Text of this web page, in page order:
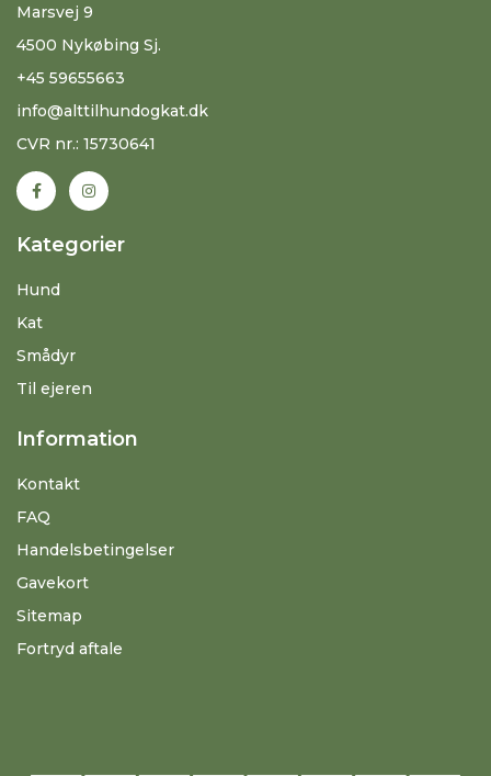
Marsvej 9
4500 Nykøbing Sj.
+45 59655663
info@alttilhundogkat.dk
CVR nr.: 15730641
Kategorier
Hund
Kat
Smådyr
Til ejeren
Information
Kontakt
FAQ
Handelsbetingelser
Gavekort
Sitemap
Fortryd aftale